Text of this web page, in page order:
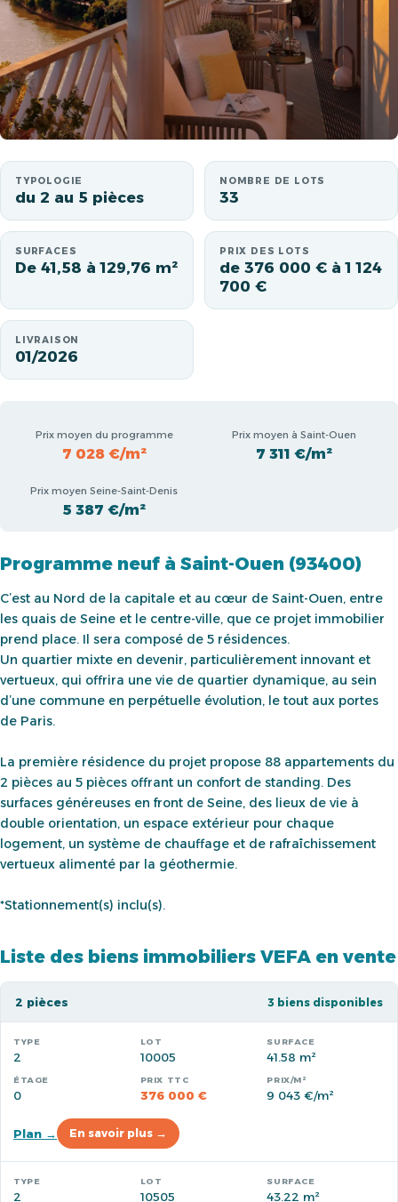
TYPOLOGIE
du 2 au 5 pièces
NOMBRE DE LOTS
33
SURFACES
De 41,58 à 129,76 m²
PRIX DES LOTS
de 376 000 € à 1 124
700 €
LIVRAISON
01/2026
Prix moyen du programme
7 028 €/m²
Prix moyen à Saint-Ouen
7 311 €/m²
Prix moyen Seine-Saint-Denis
5 387 €/m²
Programme neuf à Saint-Ouen (93400)
C’est au Nord de la capitale et au cœur de Saint-Ouen, entre
les quais de Seine et le centre-ville, que ce projet immobilier
prend place. Il sera composé de 5 résidences.
Un quartier mixte en devenir, particulièrement innovant et
vertueux, qui offrira une vie de quartier dynamique, au sein
d’une commune en perpétuelle évolution, le tout aux portes
de Paris.
La première résidence du projet propose 88 appartements du
2 pièces au 5 pièces offrant un confort de standing. Des
surfaces généreuses en front de Seine, des lieux de vie à
double orientation, un espace extérieur pour chaque
logement, un système de chauffage et de rafraîchissement
vertueux alimenté par la géothermie.
*Stationnement(s) inclu(s).
Liste des biens immobiliers VEFA en vente
2 pièces 3 biens disponibles
2 10005 41.58 m²
0 376 000 € 9 043 €/m²
Plan → En savoir plus →
2 10505 43.22 m²